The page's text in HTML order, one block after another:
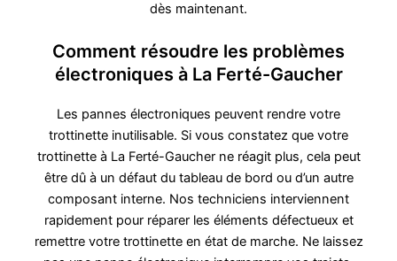
dès maintenant.
Comment résoudre les problèmes
électroniques à La Ferté-Gaucher
Les pannes électroniques peuvent rendre votre
trottinette inutilisable. Si vous constatez que votre
trottinette à La Ferté-Gaucher ne réagit plus, cela peut
être dû à un défaut du tableau de bord ou d’un autre
composant interne. Nos techniciens interviennent
rapidement pour réparer les éléments défectueux et
remettre votre trottinette en état de marche. Ne laissez